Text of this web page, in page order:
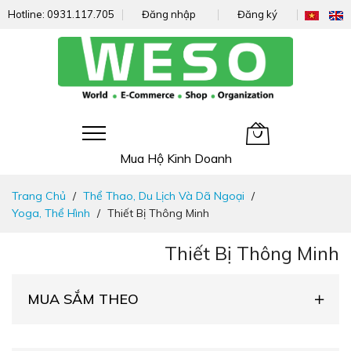
Hotline: 0931.117.705 Đăng nhập Đăng ký
Mua Hộ Kinh Doanh
nhanh
đến
Trang Chủ
Thể Thao, Du Lịch Và Dã Ngoại
Yoga, Thể Hình
Thiết Bị Thông Minh
Thiết Bị Thông Minh
MUA SẮM THEO